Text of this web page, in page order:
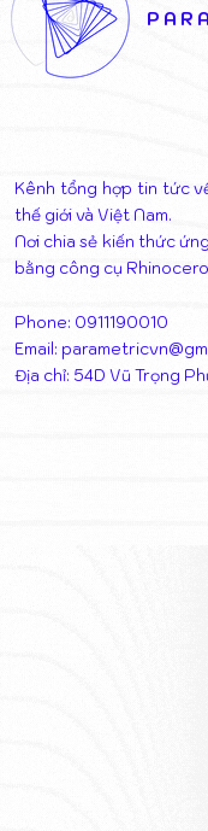
Kênh tổng hợp tin tức
thế giới và Việt Nam.
Nơi chia sẻ kiến thức
bằng công cụ
Phone: 0911190010
Email:
Địa chỉ: 54D Vũ Trọng